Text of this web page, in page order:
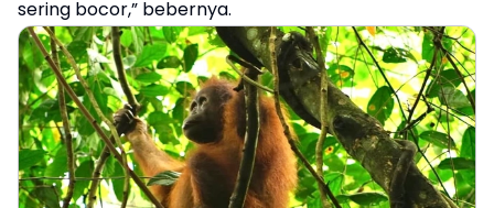
sering bocor,” bebernya.‎